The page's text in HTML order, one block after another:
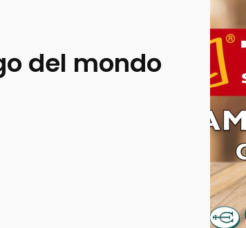
del mondo